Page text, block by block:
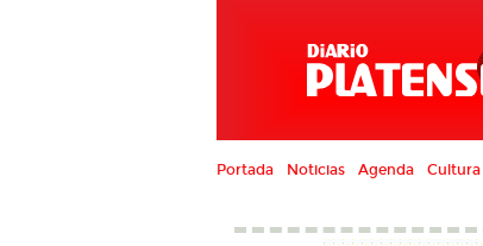
Portada Noticias Agenda Cultura